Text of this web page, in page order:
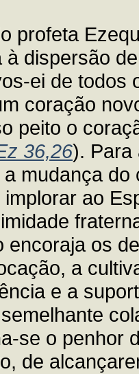
profeta
dispersão
ei de
coração
peito o
36,26). Para
mudança
ao
encoraja os
a
e a
se o penhor
de